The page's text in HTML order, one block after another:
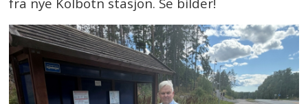
fra nye Kolbotn stasjon. Se bilder!